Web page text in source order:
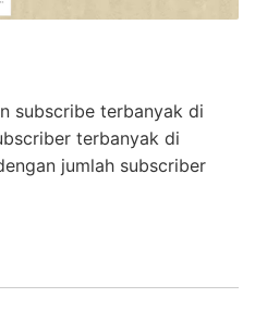
subscribe terbanyak di
terbanyak di
jumlah subscriber